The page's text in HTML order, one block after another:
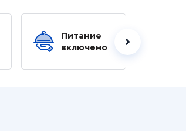
Питание
включено